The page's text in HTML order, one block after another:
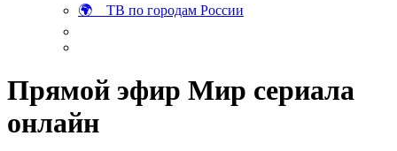
🌍 ТВ по городам России
Прямой эфир Мир сериала
онлайн